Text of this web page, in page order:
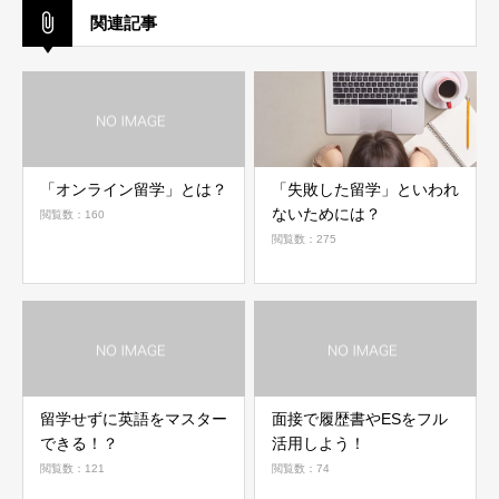
関連記事
「オンライン留学」とは？
閲覧数：160
「失敗した留学」といわれ
ないためには？
閲覧数：275
留学せずに英語をマスター
できる！？
閲覧数：121
面接で履歴書やESをフル
活用しよう！
閲覧数：74